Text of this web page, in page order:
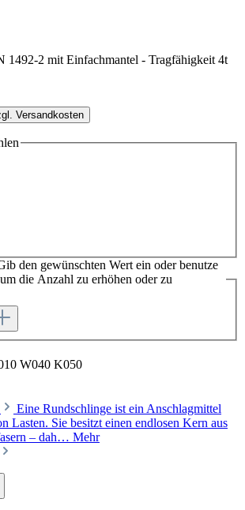
Versandkosten
den gewünschten Wert ein oder benutze
die Anzahl zu erhöhen oder zu
W040 K050
Eine Rundschlinge ist ein Anschlagmittel
Lasten. Sie besitzt einen endlosen Kern aus
– dah… Mehr